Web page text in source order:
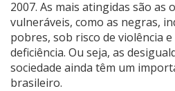
2007. As mais atingidas são as
vulneráveis, como as negras,
pobres, sob risco de violência
deficiência. Ou seja, as
sociedade ainda têm um
brasileiro.